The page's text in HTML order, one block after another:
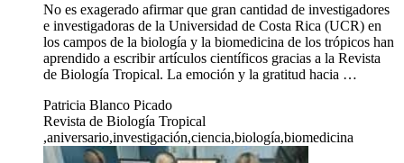
No es exagerado afirmar que gran cantidad de investigadores
e investigadoras de la Universidad de Costa Rica (UCR) en
los campos de la biología y la biomedicina de los trópicos han
aprendido a escribir artículos científicos gracias a la Revista
de Biología Tropical. La emoción y la gratitud hacia …
Patricia Blanco Picado
Revista de Biología Tropical
,aniversario,investigación,ciencia,biología,biomedicina